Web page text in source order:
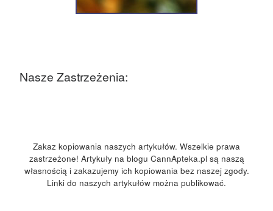
Nasze Zastrzeżenia:
Zakaz kopiowania naszych artykułów. Wszelkie prawa
zastrzeżone! Artykuły na blogu CannApteka.pl są naszą
własnością i zakazujemy ich kopiowania bez naszej zgody.
Linki do naszych artykułów można publikować.